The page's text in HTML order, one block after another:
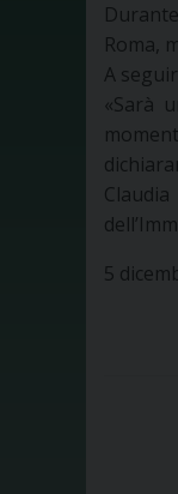
Roma,
A
«Sarà
5